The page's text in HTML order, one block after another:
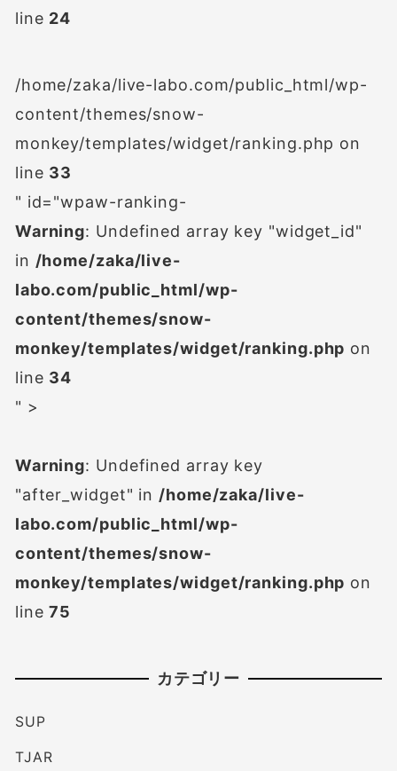
line 24
/home/zaka/live-labo.com/public_html/wp-
content/themes/snow-
monkey/templates/widget/ranking.php on
line 33
" id="wpaw-ranking-
Warning: Undefined array key "widget_id"
in /home/zaka/live-
labo.com/public_html/wp-
content/themes/snow-
monkey/templates/widget/ranking.php on
line 34
" >
Warning: Undefined array key
"after_widget" in /home/zaka/live-
labo.com/public_html/wp-
content/themes/snow-
monkey/templates/widget/ranking.php on
line75
カテゴリー
SUP
TJAR